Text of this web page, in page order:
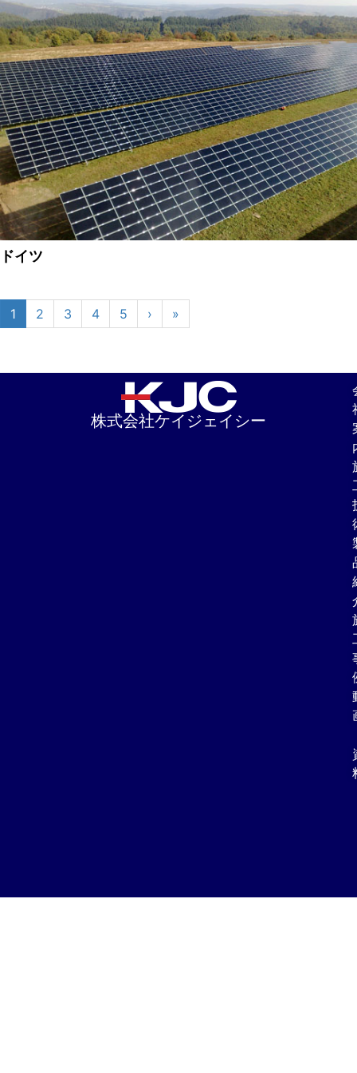
ドイツ
1 2 3 4 5 › »
株式会社ケイジェイシー